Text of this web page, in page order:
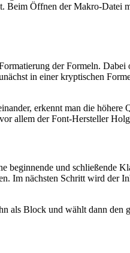
Öffnen der Makro-Datei
der Formeln.
in einer kryptischen
erkennt man die
allem der Font-Hersteller
und schließende
Im nächsten Schritt wird der
als Block und wählt dann den